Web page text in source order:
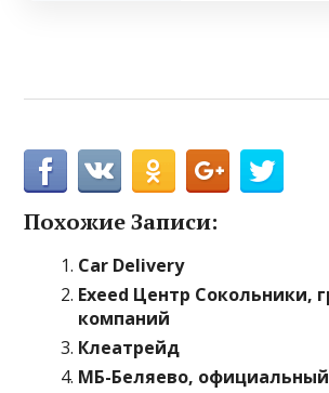
Похожие Записи:
Car Delivery
Exeed Центр Сокольники,
компаний
Клеатрейд
МБ-Беляево,